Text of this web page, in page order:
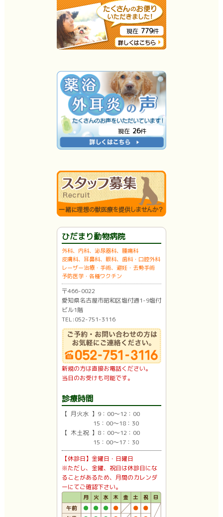
現在 779件
現在 26件
ひだまり動物病院
外科、内科、泌尿器科、腫瘍科
皮膚科、耳鼻科、眼科、歯科・口腔外科
レーザー治療・手術、避妊・去勢手術
予防医学・各種ワクチン
〒466-0022
愛知県名古屋市昭和区塩付通1-9塩付
ビル1階
TEL:052-751-3116
新規の方は直接お電話ください。
当日のお受けも可能です。
診療時間
【 月火水 】9：00〜12：00
15：00〜18：30
【 木土祝 】8：00〜12：00
15：00〜17：30
【休診日】金曜日・日曜日
※ただし、金曜、祝日は休診日にな
ることがあるため、月間のカレンダ
ーにてご確認下さい。